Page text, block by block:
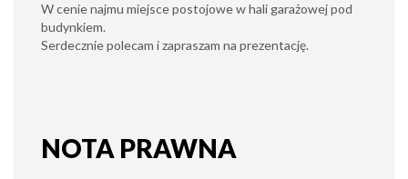
W cenie najmu miejsce postojowe w hali garażowej pod
budynkiem.
Serdecznie polecam i zapraszam na prezentację.
NOTA PRAWNA